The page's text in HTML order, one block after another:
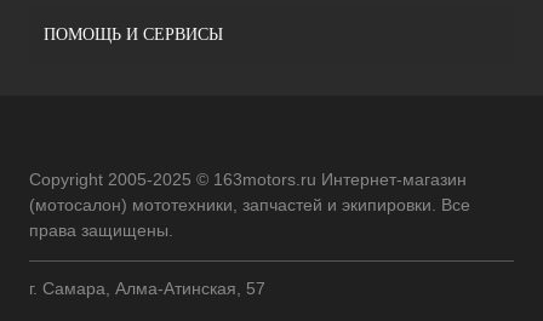
ПОМОЩЬ И СЕРВИСЫ
Copyright 2005-2025 © 163motors.ru Интернет-магазин
(мотосалон) мототехники, запчастей и экипировки. Все
права защищены.
г. Самара, Алма-Атинская, 57